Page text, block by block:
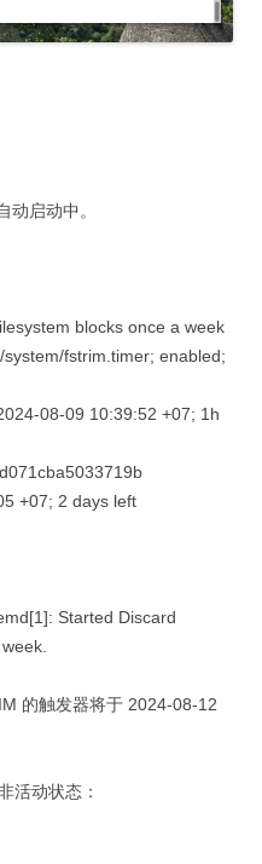
启动中。
blocks once a week
fstrim.timer; enabled;
08-09 10:39:52 +07; 1h
+07; 2 days left
Started Discard
的触发器将于 2024-08-12
活动状态：